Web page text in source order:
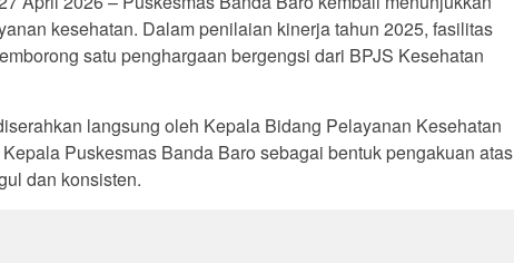
kesehatan. Dalam penilaian kinerja tahun 2025, fasilitas
satu penghargaan bergengsi dari BPJS Kesehatan
langsung oleh Kepala Bidang Pelayanan Kesehatan
Puskesmas Banda Baro sebagai bentuk pengakuan atas
dan konsisten.